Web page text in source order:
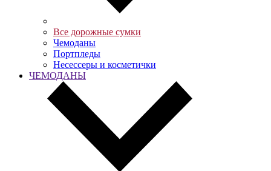
Все дорожные сумки
Чемоданы
Портпледы
Несессеры и косметички
ЧЕМОДАНЫ